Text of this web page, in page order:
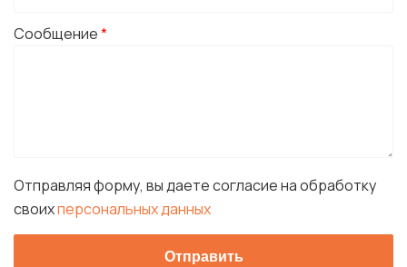
Сообщение*
Отправляя форму, вы даете согласие на обработку
своихперсональных данных